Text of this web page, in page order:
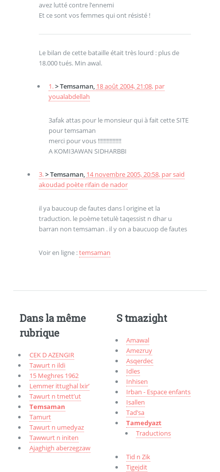
avez lutté contre l’ennemi
Et ce sont vos femmes qui ont résisté !
Le bilan de cette bataille était très lourd : plus de
18.000 tués. Min awal.
1.> Temsaman, 18 août 2004, 21:08, par
youalabdellah
3afak attas pour le monsieur qui à fait cette SITE
pour temsaman
merci pour vous !!!!!!!!!!!!!!!!
A KOMI3AWAN SIDHARBBI
3.> Temsaman, 14 novembre 2005, 20:58, parsaid
akoudad poète rifain de nador
il ya baucoup de fautes dans l origine et la
traduction. le poème tetulè taqessist n dhar u
barran non temsaman . il y on a baucuop de fautes
Voir en ligne :temsaman
Dans la même
rubrique
CEK D AZENGIR
Tawurt n ildi
15 Meghres 1962
Lemmer ittughal lxir’
Tawurt n tmett’ut
Temsaman
Tamurt
Tawurt n umedyaz
Tawwurt n initen
Ajaghigh aberzegzaw
S tmazight
Amawal
Amezruy
Asqerdec
Idles
Inhisen
Irban - Espace enfants
Isallen
Tad’sa
Tamedyazt
Traductions
Tid n Zik
Tigejdit